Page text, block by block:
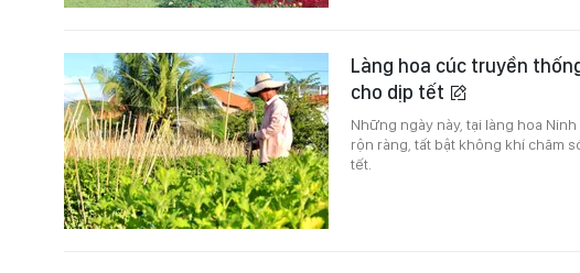
Làng hoa cúc truyền
cho dịp tết
Những ngày này, tại làng hoa
rộn ràng, tất bật không khí chăm
tết.